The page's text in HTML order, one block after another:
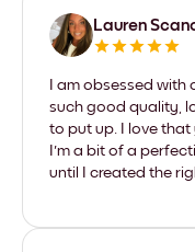
Lauren
I am obsessed with
such good quality,
to put up. I love
I'm a bit of a
until I created the